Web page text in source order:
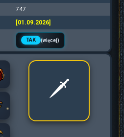
747
[01.09.2026]
TAK (więcej)
🗡️